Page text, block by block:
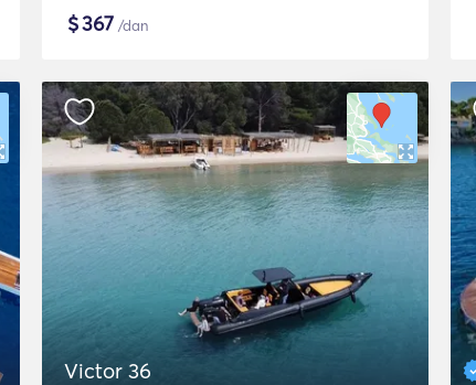
$367 /dan
Victor 36